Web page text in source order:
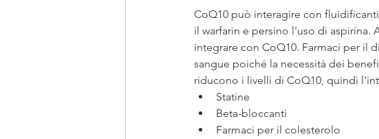
CoQ10 può interagire con
il warfarin e persino l'uso di aspirina.
integrare con CoQ10. Farmaci per il
sangue poiché la necessità dei
riducono i livelli di CoQ10, quindi
Statine
Beta-bloccanti
Farmaci per il colesterolo